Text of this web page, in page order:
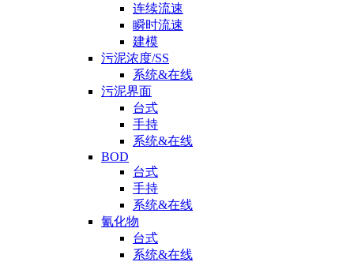
连续流速
瞬时流速
建模
污泥浓度/SS
系统&在线
污泥界面
台式
手持
系统&在线
BOD
台式
手持
系统&在线
氰化物
台式
系统&在线